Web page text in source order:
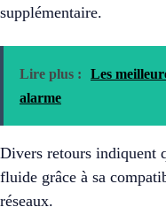
supplémentaire.
Lire plus :
Les
alarme
Divers retours indiquent
fluide grâce à sa
réseaux.